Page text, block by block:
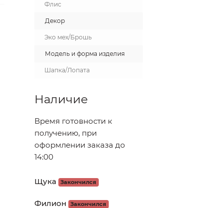
Флис
Декор
Эко мех/Брошь
Модель и форма изделия
Шапка/Лопата
Наличие
Время готовности к
получению, при
оформлении заказа до
14:00
Щука Закончился
Филион Закончился